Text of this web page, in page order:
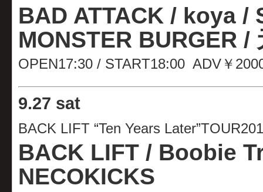
BAD ATTACK / koya /
MONSTER BURGER /
OPEN17:30 / START18:00 ADV￥
9.27 sat
BACK LIFT “Ten Years
BACK LIFT / Boobie
NECOKICKS